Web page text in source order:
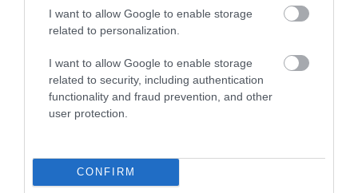
I want to allow Google to enable storage
related to personalization.
I want to allow Google to enable storage
related to security, including authentication
functionality and fraud prevention, and other
user protection.
CONFIRM
TATA ELBŰVÖLŐ LÁTVÁNYOSSÁGAI,
AMIKÉRT ÉRDEMES MEGNÉZNI